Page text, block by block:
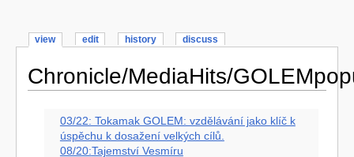
view edit history discuss
Chronicle/MediaHits/
03/22: Tokamak GOLEM: vzdělávání jako klíč k
úspěchu k dosažení velkých cílů.
08/20:Tajemství Vesmíru